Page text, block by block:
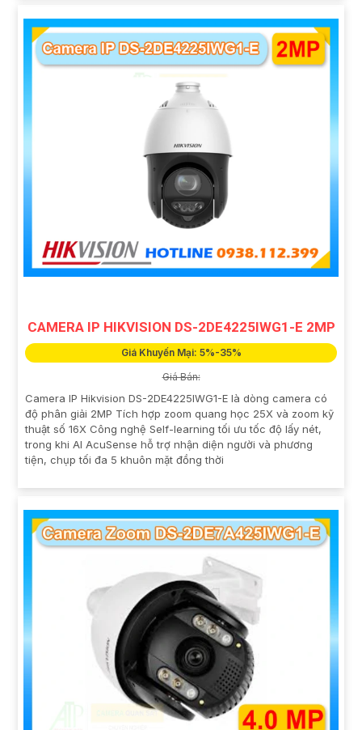
CAMERA IP HIKVISION DS-2DE4225IWG1-E 2MP
Giá Khuyến Mại: 5%-35%
Giá Bán:
Camera IP Hikvision DS-2DE4225IWG1-E là dòng camera có
độ phân giải 2MP Tích hợp zoom quang học 25X và zoom kỹ
thuật số 16X Công nghệ Self-learning tối ưu tốc độ lấy nét,
trong khi AI AcuSense hỗ trợ nhận diện người và phương
tiện, chụp tối đa 5 khuôn mặt đồng thời